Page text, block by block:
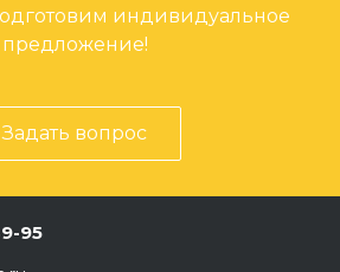
индивидуальное
предложение!
Задать вопрос
95